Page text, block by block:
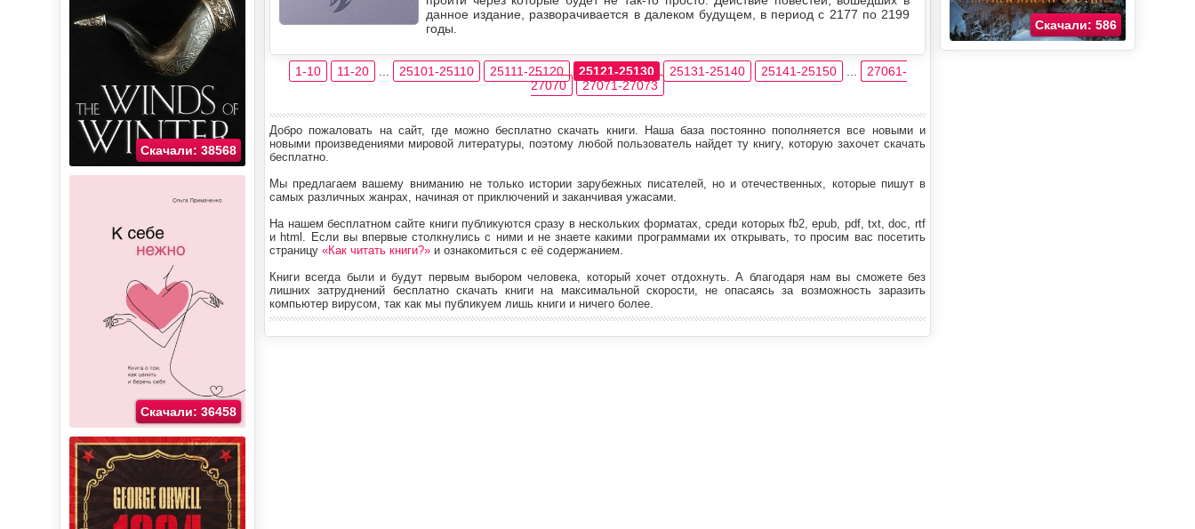
данное издание, разворачивается в далеком будущем, в период с 2177 по 2199
годы.
1-10 11-20 25101-25110 25111-25120 25121-25130 25131-25140 25141-25150
27061-
27070
27071-27073
Добро пожаловать на сайт, где можно бесплатно скачать книги. Наша база постоянно пополняется все новыми и
новыми произведениями мировой литературы, поэтому любой пользователь найдет ту книгу, которую захочет скачать
бесплатно.
Мы предлагаем вашему вниманию не только истории зарубежных писателей, но и отечественных, которые пишут в
самых различных жанрах, начиная от приключений и заканчивая ужасами.
На нашем бесплатном сайте книги публикуются сразу в нескольких форматах, среди которых fb2, epub, pdf, txt, doc, rtf
и html. Если вы впервые столкнулись с ними и не знаете какими программами их открывать, то просим вас посетить
страницу«Как читать книги?» и ознакомиться с её содержанием.
Книги всегда были и будут первым выбором человека, который хочет отдохнуть. А благодаря нам вы сможете без
лишних затруднений бесплатно скачать книги на максимальной скорости, не опасаясь за возможность заразить
компьютер вирусом, так как мы публикуем лишь книги и ничего более.
Скачали: 38568
Скачали: 36458
Скачали: 586